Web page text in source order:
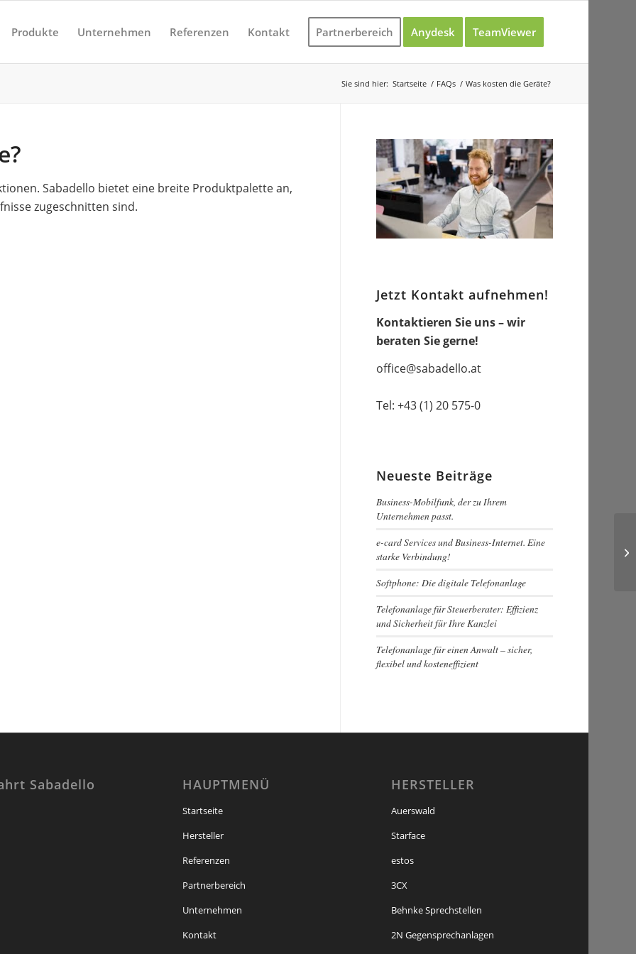
Produkte Unternehmen Referenzen Kontakt Partnerbereich Anydesk TeamViewer
Sie sind hier: Startseite / FAQs / Was kosten die Geräte?
Sabadello bietet eine breite Produktpalette an,
zugeschnitten sind.
Jetzt Kontakt aufnehmen!
Kontaktieren Sie uns – wir
beraten Sie gerne!
office@sabadello.at
Tel:+43 (1) 20 575-0
Neueste Beiträge
Business-Mobilfunk, der zu Ihrem
Unternehmen passt.
e-card Services und Business-Internet. Eine
starke Verbindung!
Softphone: Die digitale Telefonanlage
Telefonanlage für Steuerberater: Effizienz
und Sicherheit für Ihre Kanzlei
Telefonanlage für einen Anwalt – sicher,
flexibel und kosteneffizient
Sabadello HAUPTMENÜ
Startseite
Hersteller
Referenzen
Partnerbereich
Unternehmen
Kontakt
HERSTELLER
Auerswald
Starface
estos
3CX
Behnke Sprechstellen
2N Gegensprechanlagen